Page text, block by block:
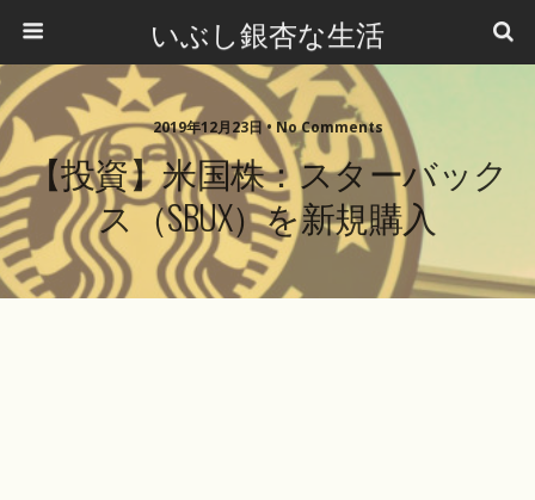
いぶし銀杏な生活
2019年12月23日 •No Comments
【投資】米国株：スターバック
ス（SBUX）を新規購入